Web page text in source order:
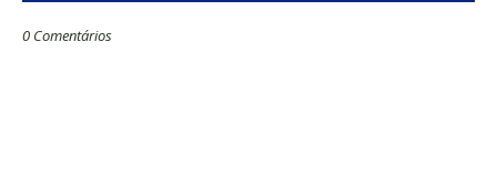
0 Comentários